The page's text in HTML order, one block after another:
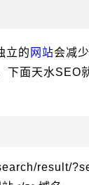
立的 网站会减
下面天水SEO